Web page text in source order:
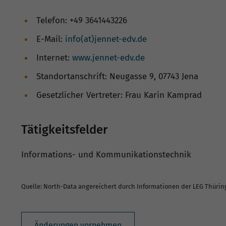
Telefon: +49 3641443226
E-Mail: info(at)jennet-edv.de
Internet: www.jennet-edv.de
Standortanschrift: Neugasse 9, 07743 Jena
Gesetzlicher Vertreter: Frau Karin Kamprad
Tätigkeitsfelder
Informations- und Kommunikationstechnik
Quelle: North-Data angereichert durch Informationen der LEG